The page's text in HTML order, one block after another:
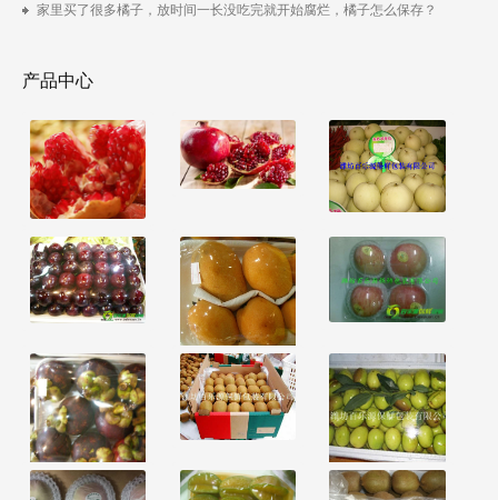
家里买了很多橘子，放时间一长没吃完就开始腐烂，橘子怎么保存？
产品中心